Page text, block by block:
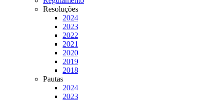
Resoluções
2024
2023
2022
2021
2020
2019
2018
Pautas
2024
2023